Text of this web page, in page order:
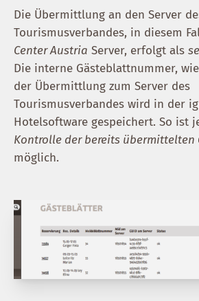
Die Übermittlung an den Server
Tourismusverbandes, in diesem
Center Austria Server, erfolgt als
Die interne Gästeblattnummer,
der Übermittlung zum Server des
Tourismusverbandes wird in der
Hotelsoftware gespeichert. So ist
Kontrolle der bereits übermittelten
möglich.